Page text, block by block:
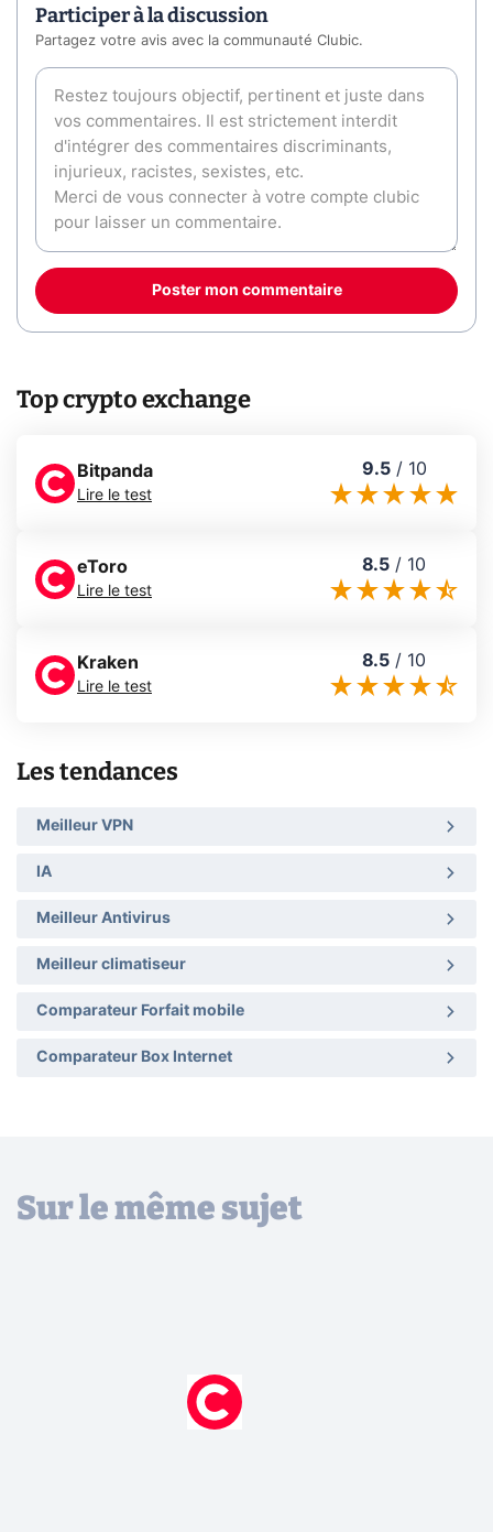
Participer à la discussion
Partagez votre avis avec la communauté Clubic.
Poster mon commentaire
Top crypto exchange
Bitpanda
Lire le test
9.5/ 10
eToro
Lire le test
8.5 / 10
Kraken
Lire le test
8.5 / 10
Les tendances
Meilleur VPN
IA
Meilleur Antivirus
Meilleur climatiseur
Comparateur Forfait mobile
Comparateur Box Internet
Sur le même sujet